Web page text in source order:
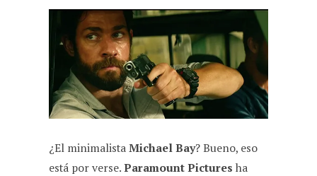
e
b
o
o
k
a
t
s
A
p
p
l
e
g
r
a
m
d
i
t
i
l
¿El minimalistaMichael Bay? Bueno, eso
está por verse.Paramount Pictures ha